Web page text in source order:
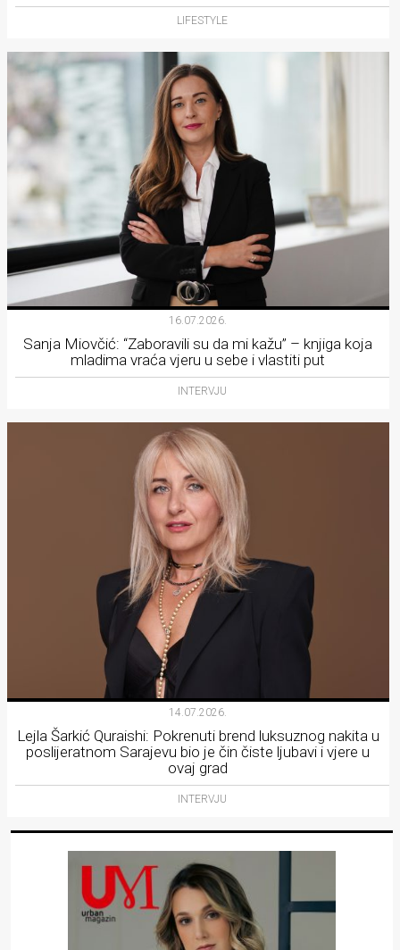
LIFESTYLE
16.07.2026.
Sanja Miovčić: “Zaboravili su da mi kažu” – knjiga koja
mladima vraća vjeru u sebe i vlastiti put
INTERVJU
14.07.2026.
Lejla Šarkić Quraishi: Pokrenuti brend luksuznog nakita u
poslijeratnom Sarajevu bio je čin čiste ljubavi i vjere u
ovaj grad
INTERVJU